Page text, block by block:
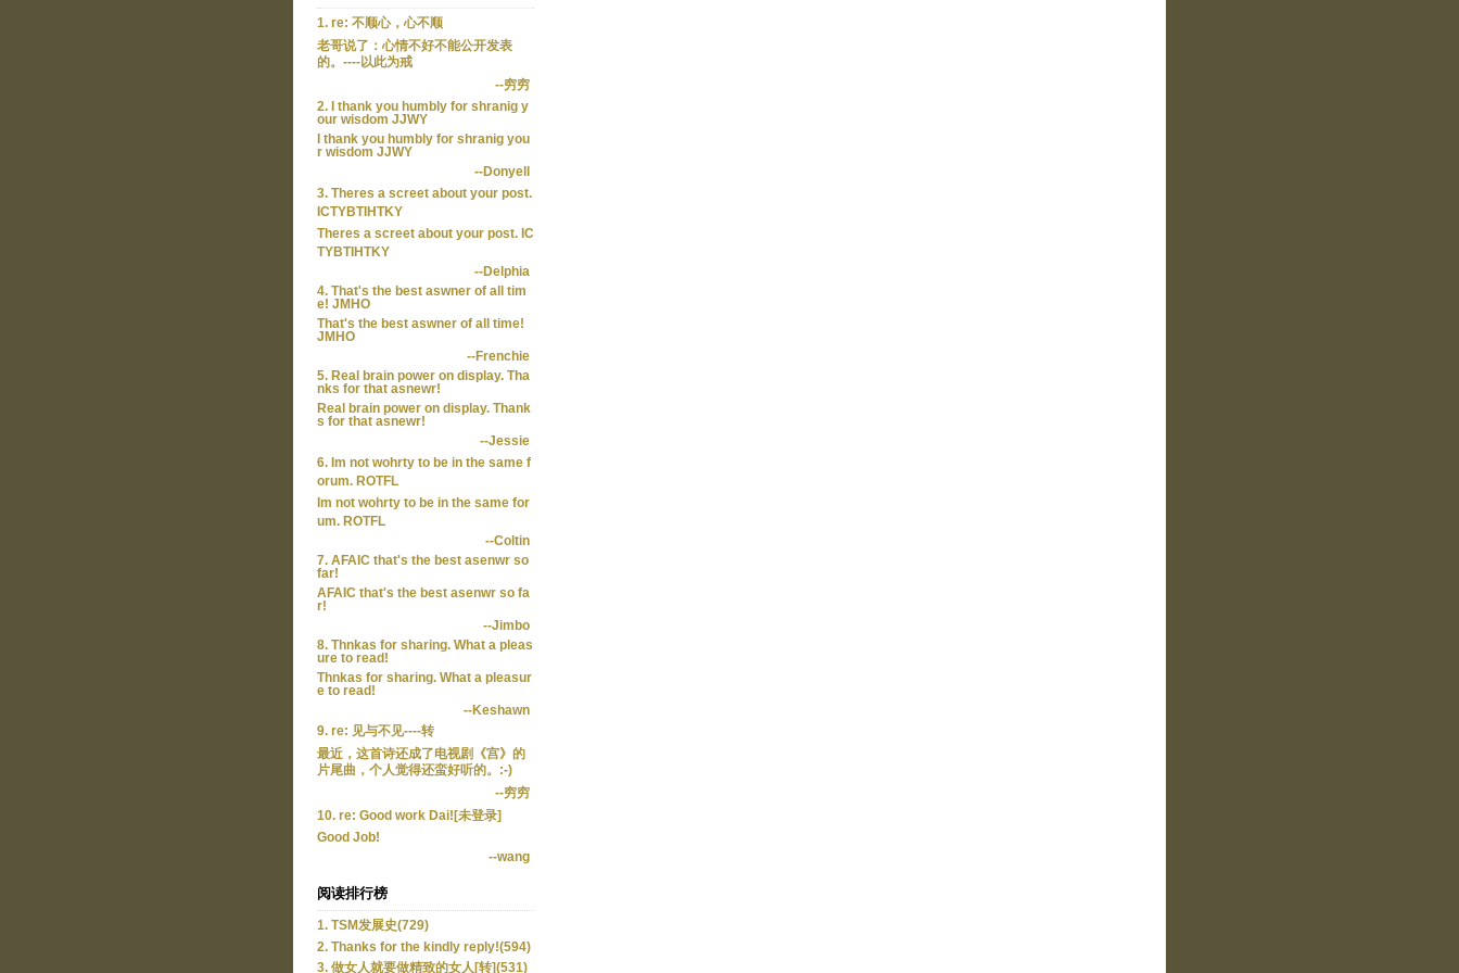
1. re: 不顺心，心不顺
老哥说了：心情不好不能公开发表
的。----以此为戒
--穷穷
2. I thank you humbly for shranig y
our wisdom JJWY
I thank you humbly for shranig you
r wisdom JJWY
--Donyell
3. Theres a screet about your post.
ICTYBTIHTKY
Theres a screet about your post. IC
TYBTIHTKY
--Delphia
4. That's the best aswner of all tim
e! JMHO
That's the best aswner of all time!
JMHO
--Frenchie
5. Real brain power on display. Tha
nks for that asnewr!
Real brain power on display. Thank
s for that asnewr!
--Jessie
6. Im not wohrty to be in the same f
orum. ROTFL
Im not wohrty to be in the same for
um. ROTFL
--Coltin
7. AFAIC that's the best asenwr so
far!
AFAIC that's the best asenwr so fa
r!
--Jimbo
8. Thnkas for sharing. What a pleas
ure to read!
Thnkas for sharing. What a pleasur
e to read!
--Keshawn
9. re: 见与不见----转
最近，这首诗还成了电视剧《宫》的
片尾曲，个人觉得还蛮好听的。:-)
--穷穷
10. re: Good work Dai![未登录]
Good Job!
--wang
阅读排行榜
1. TSM发展史(729)
2. Thanks for the kindly reply!(594)
3. 做女人就要做精致的女人[转](531)